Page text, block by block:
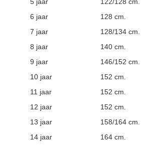
6 jaar
128 cm.
7 jaar
128/134 cm.
8 jaar
140 cm.
9 jaar
146/152 cm.
10 jaar
152 cm.
11 jaar
152 cm.
12 jaar
152 cm.
13 jaar
158/164 cm.
14 jaar
164 cm.